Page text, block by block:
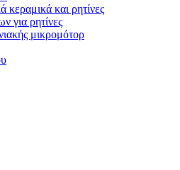
κεραμικά και ρητίνες
για ρητίνες
μικρομότορ